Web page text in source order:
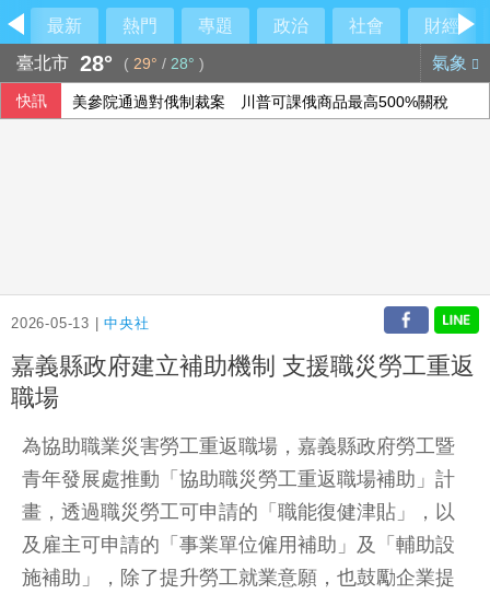
最新 熱門 專題 政治 社會
財經
臺北市 28° ( 29° / 28° ) 氣象
快訊 美參院通過對俄制裁案 川普可課俄商品最高500%關稅
2026-05-13 |中央社
嘉義縣政府建立補助機制 支援職災勞工重返
職場
為協助職業災害勞工重返職場，嘉義縣政府勞工暨
青年發展處推動「協助職災勞工重返職場補助」計
畫，透過職災勞工可申請的「職能復健津貼」，以
及雇主可申請的「事業單位僱用補助」及「輔助設
施補助」，除了提升勞工就業意願，也鼓勵企業提